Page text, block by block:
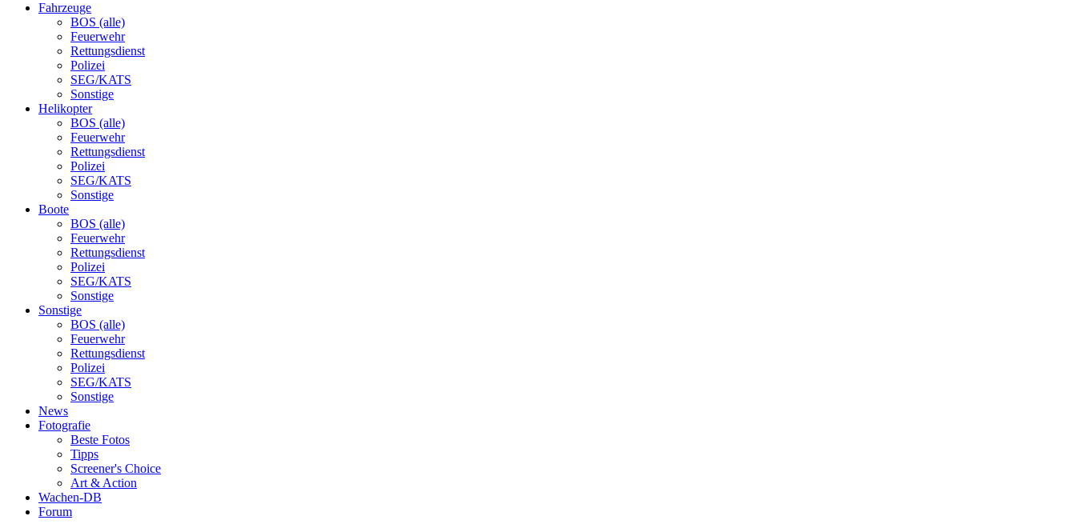
Fahrzeuge
BOS (alle)
Feuerwehr
Rettungsdienst
Polizei
SEG/KATS
Sonstige
Helikopter
BOS (alle)
Feuerwehr
Rettungsdienst
Polizei
SEG/KATS
Sonstige
Boote
BOS (alle)
Feuerwehr
Rettungsdienst
Polizei
SEG/KATS
Sonstige
Sonstige
BOS (alle)
Feuerwehr
Rettungsdienst
Polizei
SEG/KATS
Sonstige
News
Fotografie
Beste Fotos
Tipps
Screener's Choice
Art & Action
Wachen-DB
Forum